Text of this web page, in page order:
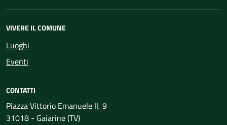
VIVERE IL COMUNE
Luoghi
Eventi
CONTATTI
Piazza Vittorio Emanuele II, 9
31018 - Gaiarine (TV)